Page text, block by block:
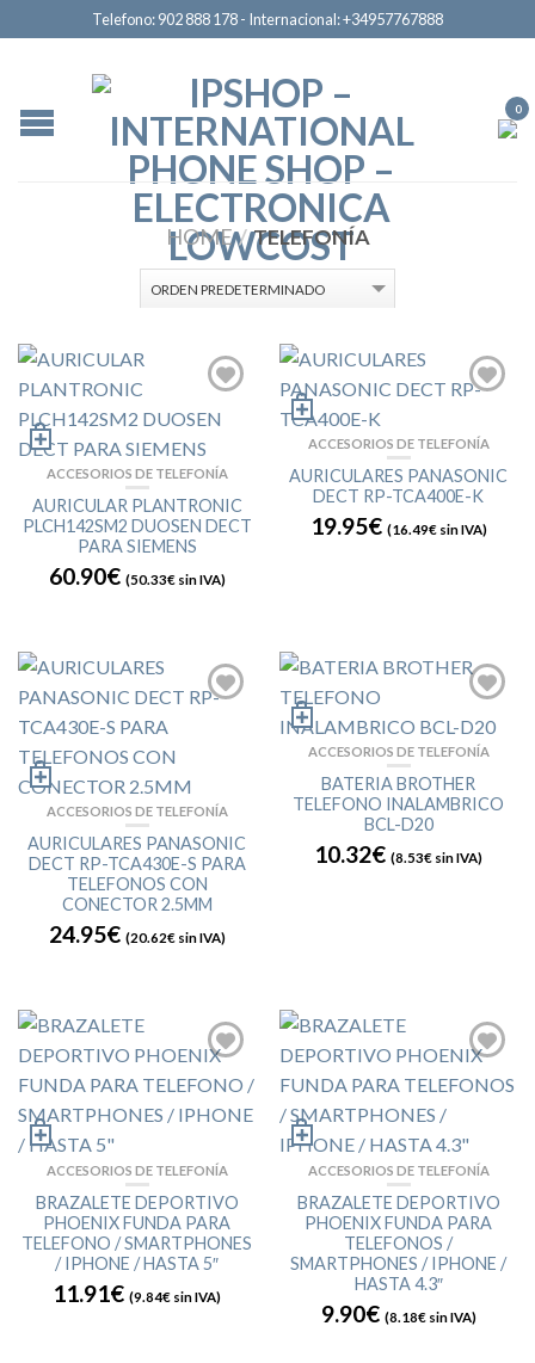
Telefono: 902 888 178 - Internacional: +34957767888
0
HOME / TELEFONÍA
ACCESORIOS DE TELEFONÍA
AURICULAR PLANTRONIC
PLCH142SM2 DUOSEN DECT
PARA SIEMENS
60.90€ (50.33€sin IVA)
ACCESORIOS DE TELEFONÍA
AURICULARES PANASONIC
DECT RP-TCA400E-K
19.95€ (16.49€sin IVA)
ACCESORIOS DE TELEFONÍA
AURICULARES PANASONIC
DECT RP-TCA430E-S PARA
TELEFONOS CON
CONECTOR 2.5MM
24.95€ (20.62€sin IVA)
ACCESORIOS DE TELEFONÍA
BATERIA BROTHER
TELEFONO INALAMBRICO
BCL-D20
10.32€ (8.53€ sin IVA)
ACCESORIOS DE TELEFONÍA
BRAZALETE DEPORTIVO
PHOENIX FUNDA PARA
TELEFONO / SMARTPHONES
/ IPHONE / HASTA 5″
11.91€ (9.84€ sin IVA)
ACCESORIOS DE TELEFONÍA
BRAZALETE DEPORTIVO
PHOENIX FUNDA PARA
TELEFONOS /
SMARTPHONES / IPHONE /
HASTA 4.3″
9.90€ (8.18€sin IVA)